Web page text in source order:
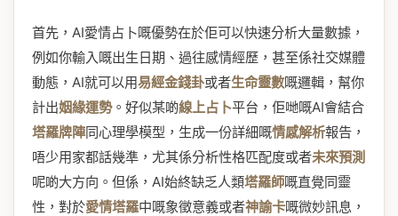
首先，AI愛情占卜嘅優勢在於佢可以快速分析大量數據，
例如你輸入嘅出生日期、過往感情經歷，甚至係社交媒體
動態，AI就可以用易經金錢卦或者生命靈數嘅邏輯，幫你
計出姻緣運勢。好似某啲線上占卜平台，佢哋嘅AI會結合
塔羅牌陣同心理學模型，生成一份詳細嘅情感解析報告，
唔少用家都話幾準，尤其係分析性格匹配度或者未來預測
呢啲大方向。但係，AI始終缺乏人類塔羅師嘅直覺同靈
性，對於愛情塔羅中嘅象徵意義或者神諭卡嘅微妙訊息，